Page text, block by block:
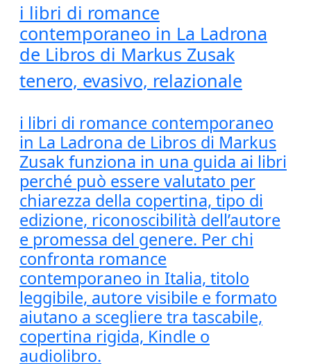
i libri di romance
contemporaneo in La Ladrona
de Libros di Markus Zusak
tenero, evasivo, relazionale
i libri di romance contemporaneo
in La Ladrona de Libros di Markus
Zusak funziona in una guida ai libri
perché può essere valutato per
chiarezza della copertina, tipo di
edizione, riconoscibilità dell’autore
e promessa del genere. Per chi
confronta romance
contemporaneo in Italia, titolo
leggibile, autore visibile e formato
aiutano a scegliere tra tascabile,
copertina rigida, Kindle o
audiolibro.